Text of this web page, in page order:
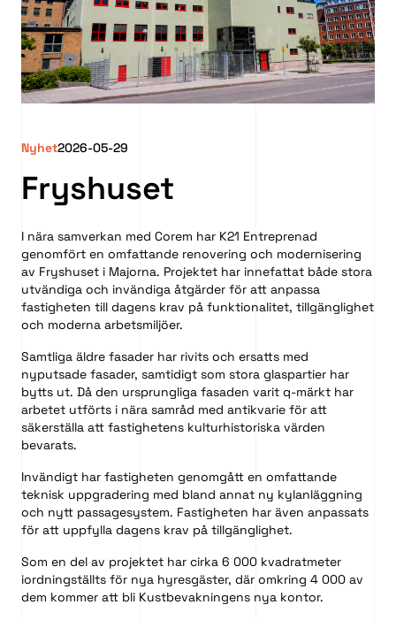
Nyhet2026-05-29
Fryshuset
I nära samverkan med Corem har K21 Entreprenad
genomfört en omfattande renovering och modernisering
av Fryshuset i Majorna. Projektet har innefattat både stora
utvändiga och invändiga åtgärder för att anpassa
fastigheten till dagens krav på funktionalitet, tillgänglighet
och moderna arbetsmiljöer.
Samtliga äldre fasader har rivits och ersatts med
nyputsade fasader, samtidigt som stora glaspartier har
bytts ut. Då den ursprungliga fasaden varit q-märkt har
arbetet utförts i nära samråd med antikvarie för att
säkerställa att fastighetens kulturhistoriska värden
bevarats.
Invändigt har fastigheten genomgått en omfattande
teknisk uppgradering med bland annat ny kylanläggning
och nytt passagesystem. Fastigheten har även anpassats
för att uppfylla dagens krav på tillgänglighet.
Som en del av projektet har cirka 6 000 kvadratmeter
iordningställts för nya hyresgäster, där omkring 4 000 av
dem kommer att bli Kustbevakningens nya kontor.